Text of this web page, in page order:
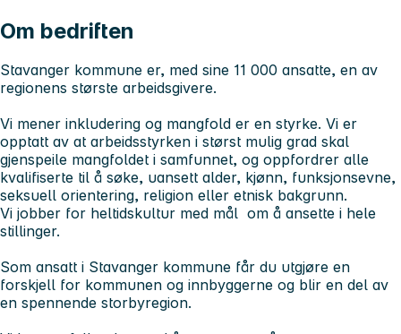
Om bedriften
Stavanger kommune er, med sine 11 000 ansatte, en av
regionens største arbeidsgivere.
Vi mener inkludering og mangfold er en styrke. Vi er
opptatt av at arbeidsstyrken i størst mulig grad skal
gjenspeile mangfoldet i samfunnet, og oppfordrer alle
kvalifiserte til å søke, uansett alder, kjønn, funksjonsevne,
seksuell orientering, religion eller etnisk bakgrunn.
Vi jobber for heltidskultur med mål om å ansette i hele
stillinger.
Som ansatt i Stavanger kommune får du utgjøre en
forskjell for kommunen og innbyggerne og blir en del av
en spennende storbyregion.